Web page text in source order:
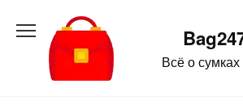
содержанию
Всё о